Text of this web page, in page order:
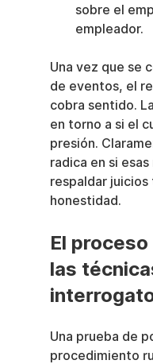
sobre el
empleador.
Una vez que se
de eventos, el
cobra sentido.
en torno a si el
presión.
radica en si
respaldar
honestidad.
El
las
Una prueba de
procedimiento